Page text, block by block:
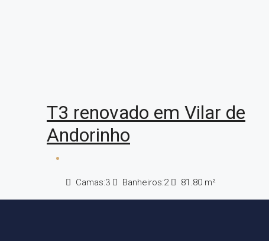
T3 renovado em Vilar de
Andorinho
Camas:3 Banheiros:2 81.80 m²